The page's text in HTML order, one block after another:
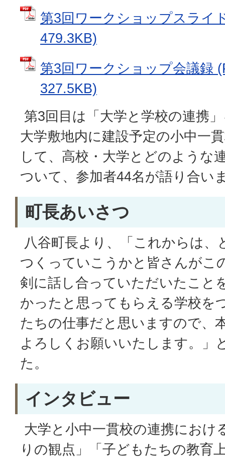
第3回ワークショップスライ
479.3KB)
第3回ワークショップ会議録
327.5KB)
第3回目は「大学と学校の連携
大学敷地内に建設予定の小中一
して、高校・大学とどのような
ついて、参加者44名が語り合い
町長あいさつ
八谷町長より、「これからは
つくっていこうかと皆さんがこ
剣に話し合っていただいたこと
かったと思ってもらえる学校を
たちの仕事だと思いますので、
よろしくお願いいたします。」
た。
インタビュー
大学と小中一貫校の連携におけ
りの観点」「子どもたちの教育